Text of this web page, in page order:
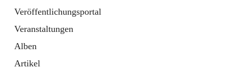
Veröffentlichungsportal
Veranstaltungen
Alben
Artikel